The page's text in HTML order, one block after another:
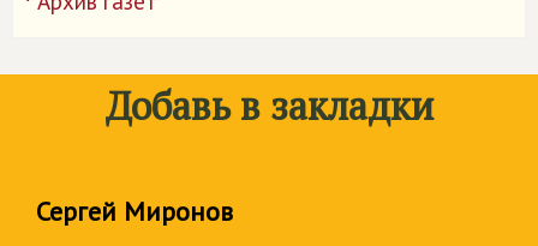
˙
Добавь в закладки
Сергей Миронов